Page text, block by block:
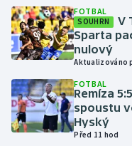
Lyže a snowboard
Moderní pětiboj
Motorsport
Olympijské hry
FOTBAL
SOUHRN
V
Sparta
nulový
Aktualizováno
FOTBAL
Remíza
spoustu
Hyský
Před 11 hod